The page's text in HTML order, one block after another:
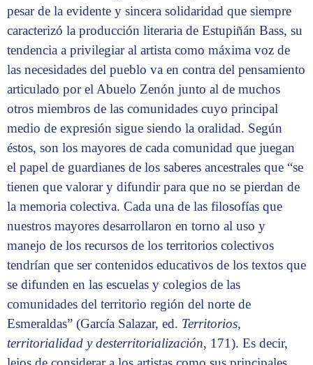
pesar de la evidente y sincera solidaridad que siempre
caracterizó la producción literaria de Estupiñán Bass, su
tendencia a privilegiar al artista como máxima voz de
las necesidades del pueblo va en contra del pensamiento
articulado por el Abuelo Zenón junto al de muchos
otros miembros de las comunidades cuyo principal
medio de expresión sigue siendo la oralidad. Según
éstos, son los mayores de cada comunidad que juegan
el papel de guardianes de los saberes ancestrales que “se
tienen que valorar y difundir para que no se pierdan de
la memoria colectiva. Cada una de las filosofías que
nuestros mayores desarrollaron en torno al uso y
manejo de los recursos de los territorios colectivos
tendrían que ser contenidos educativos de los textos que
se difunden en las escuelas y colegios de las
comunidades del territorio región del norte de
Esmeraldas” (García Salazar, ed. Territorios,
territorialidad y desterritorialización, 171). Es decir,